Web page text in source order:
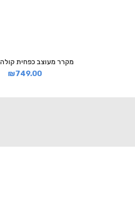
מקרר מעוצב כפחית קולה 11 ליטר
₪749.00